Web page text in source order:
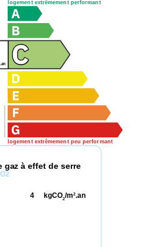
logement extrêmement performant
logement extrêmement peu performant
.an
gaz à effet de serre
kgCO2/m2.an
4